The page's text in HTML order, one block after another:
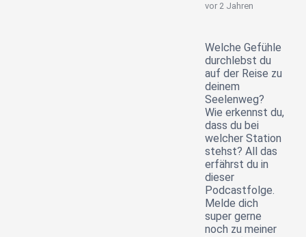
vor 2 Jahren
Welche Gefühle
durchlebst du
auf der Reise zu
deinem
Seelenweg?
Wie erkennst du,
dass du bei
welcher Station
stehst? All das
erfährst du in
dieser
Podcastfolge.
Melde dich
super gerne
noch zu meiner